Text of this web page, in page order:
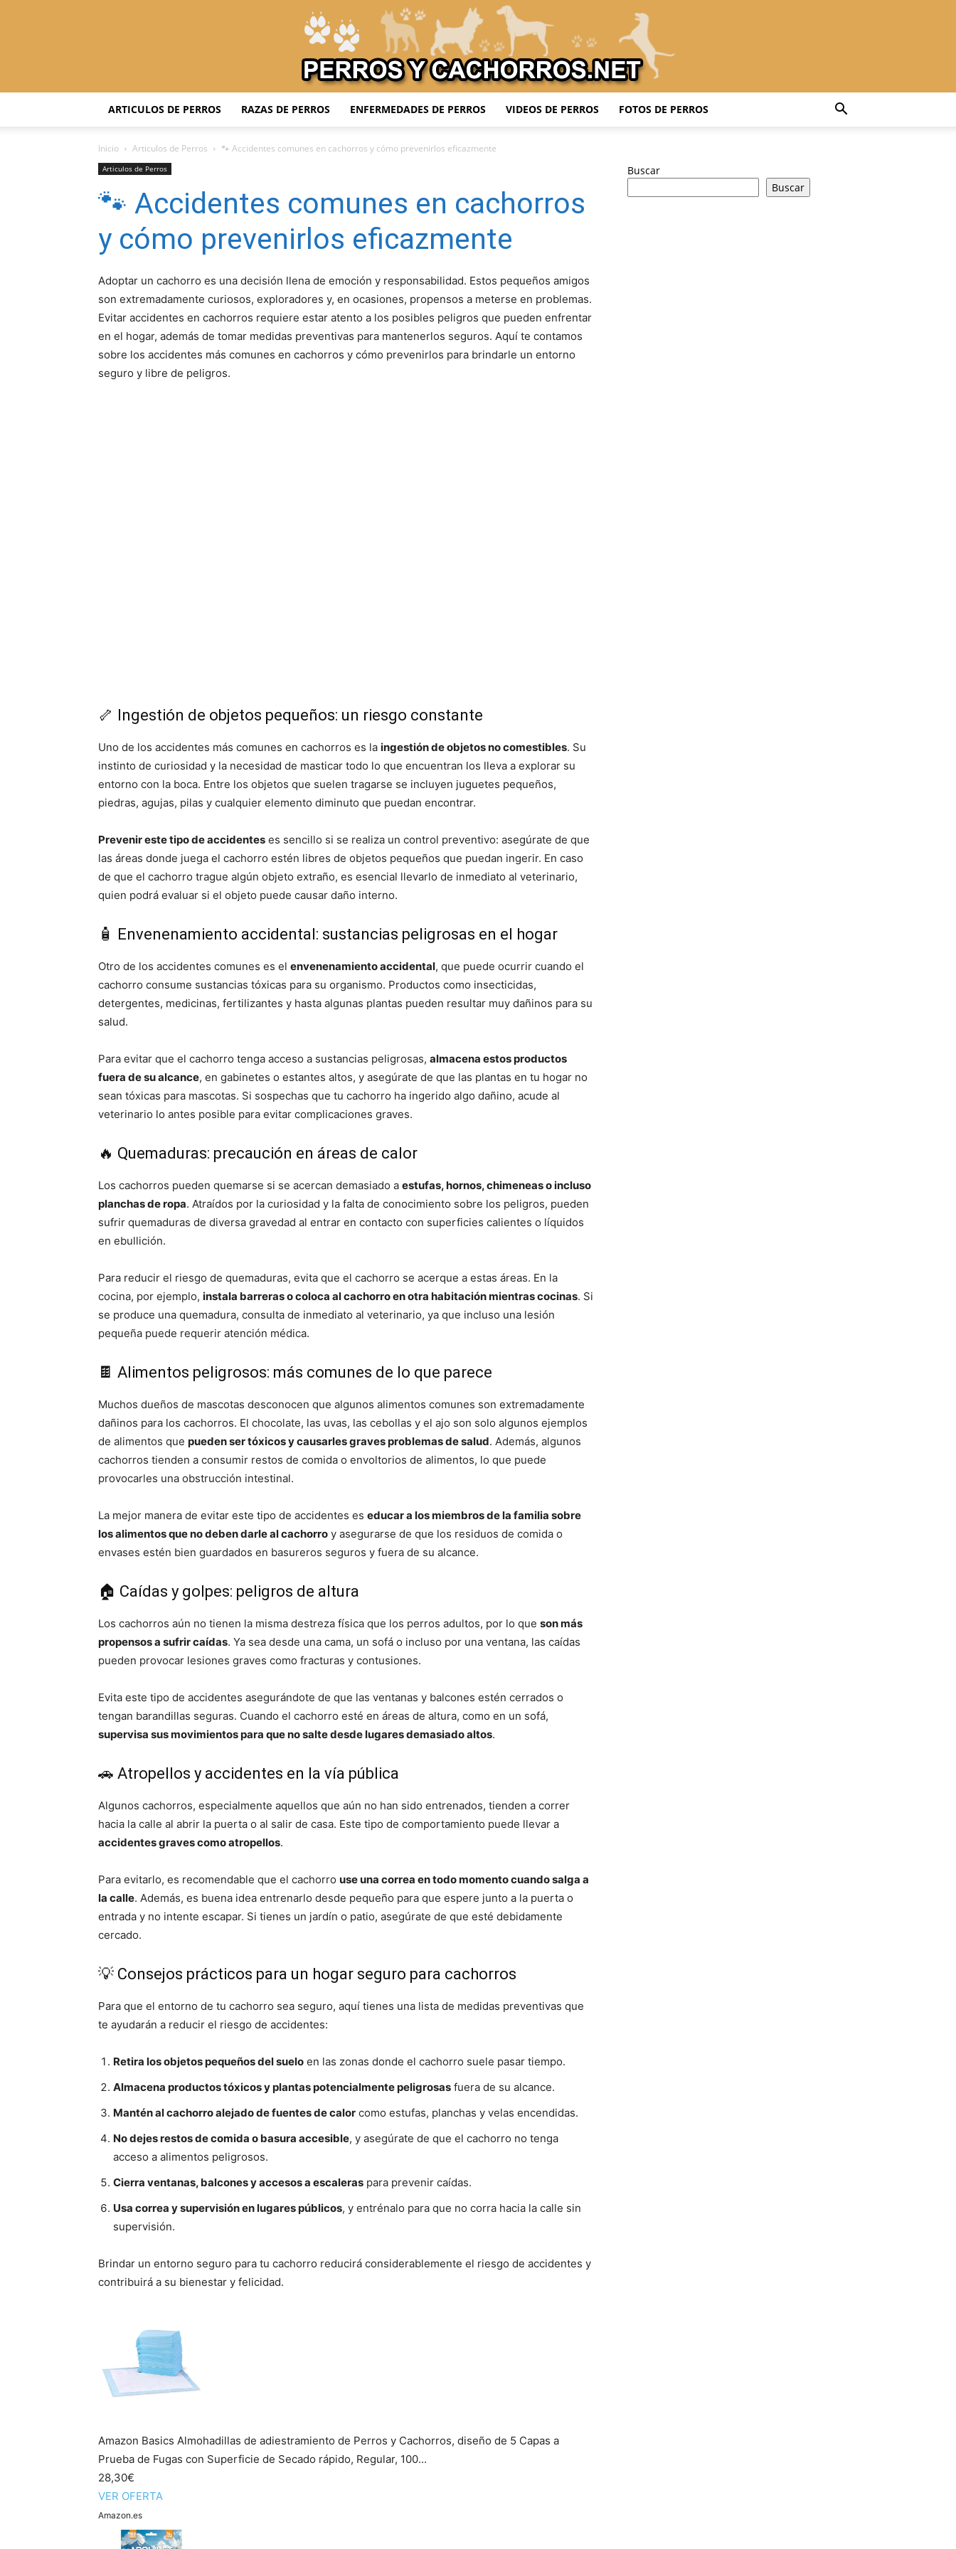
Perros
–
Fotos
de
Cachorros
ARTICULOS DE PERROS RAZAS DE PERROS ENFERMEDADES DE PERROS VIDEOS DE PERROS FOTOS DE PERROS
Inicio Articulos de Perros 🐾 Accidentes comunes en cachorros y cómo prevenirlos eficazmente
Articulos de Perros
🐾 Accidentes comunes en cachorros
y cómo prevenirlos eficazmente
Adoptar un cachorro es una decisión llena de emoción y responsabilidad. Estos pequeños amigos
son extremadamente curiosos, exploradores y, en ocasiones, propensos a meterse en problemas.
Evitar accidentes en cachorros requiere estar atento a los posibles peligros que pueden enfrentar
en el hogar, además de tomar medidas preventivas para mantenerlos seguros. Aquí te contamos
sobre los accidentes más comunes en cachorros y cómo prevenirlos para brindarle un entorno
seguro y libre de peligros.
🦴 Ingestión de objetos pequeños: un riesgo constante
Uno de los accidentes más comunes en cachorros es la ingestión de objetos no comestibles. Su
instinto de curiosidad y la necesidad de masticar todo lo que encuentran los lleva a explorar su
entorno con la boca. Entre los objetos que suelen tragarse se incluyen juguetes pequeños,
piedras, agujas, pilas y cualquier elemento diminuto que puedan encontrar.
Prevenir este tipo de accidentes es sencillo si se realiza un control preventivo: asegúrate de que
las áreas donde juega el cachorro estén libres de objetos pequeños que puedan ingerir. En caso
de que el cachorro trague algún objeto extraño, es esencial llevarlo de inmediato al veterinario,
quien podrá evaluar si el objeto puede causar daño interno.
🧴 Envenenamiento accidental: sustancias peligrosas en el hogar
Otro de los accidentes comunes es el envenenamiento accidental, que puede ocurrir cuando el
cachorro consume sustancias tóxicas para su organismo. Productos como insecticidas,
detergentes, medicinas, fertilizantes y hasta algunas plantas pueden resultar muy dañinos para su
salud.
Para evitar que el cachorro tenga acceso a sustancias peligrosas, almacena estos productos
fuera de su alcance, en gabinetes o estantes altos, y asegúrate de que las plantas en tu hogar no
sean tóxicas para mascotas. Si sospechas que tu cachorro ha ingerido algo dañino, acude al
veterinario lo antes posible para evitar complicaciones graves.
🔥 Quemaduras: precaución en áreas de calor
Los cachorros pueden quemarse si se acercan demasiado a estufas, hornos, chimeneas o incluso
planchas de ropa. Atraídos por la curiosidad y la falta de conocimiento sobre los peligros, pueden
sufrir quemaduras de diversa gravedad al entrar en contacto con superficies calientes o líquidos
en ebullición.
Para reducir el riesgo de quemaduras, evita que el cachorro se acerque a estas áreas. En la
cocina, por ejemplo, instala barreras o coloca al cachorro en otra habitación mientras cocinas. Si
se produce una quemadura, consulta de inmediato al veterinario, ya que incluso una lesión
pequeña puede requerir atención médica.
🍫 Alimentos peligrosos: más comunes de lo que parece
Muchos dueños de mascotas desconocen que algunos alimentos comunes son extremadamente
dañinos para los cachorros. El chocolate, las uvas, las cebollas y el ajo son solo algunos ejemplos
de alimentos que pueden ser tóxicos y causarles graves problemas de salud. Además, algunos
cachorros tienden a consumir restos de comida o envoltorios de alimentos, lo que puede
provocarles una obstrucción intestinal.
La mejor manera de evitar este tipo de accidentes es educar a los miembros de la familia sobre
los alimentos que no deben darle al cachorro y asegurarse de que los residuos de comida o
envases estén bien guardados en basureros seguros y fuera de su alcance.
🏠 Caídas y golpes: peligros de altura
Los cachorros aún no tienen la misma destreza física que los perros adultos, por lo que son más
propensos a sufrir caídas. Ya sea desde una cama, un sofá o incluso por una ventana, las caídas
pueden provocar lesiones graves como fracturas y contusiones.
Evita este tipo de accidentes asegurándote de que las ventanas y balcones estén cerrados o
tengan barandillas seguras. Cuando el cachorro esté en áreas de altura, como en un sofá,
supervisa sus movimientos para que no salte desde lugares demasiado altos.
🚗 Atropellos y accidentes en la vía pública
Algunos cachorros, especialmente aquellos que aún no han sido entrenados, tienden a correr
hacia la calle al abrir la puerta o al salir de casa. Este tipo de comportamiento puede llevar a
accidentes graves como atropellos.
Para evitarlo, es recomendable que el cachorro use una correa en todo momento cuando salga a
la calle. Además, es buena idea entrenarlo desde pequeño para que espere junto a la puerta o
entrada y no intente escapar. Si tienes un jardín o patio, asegúrate de que esté debidamente
cercado.
💡 Consejos prácticos para un hogar seguro para cachorros
Para que el entorno de tu cachorro sea seguro, aquí tienes una lista de medidas preventivas que
te ayudarán a reducir el riesgo de accidentes:
Retira los objetos pequeños del suelo en las zonas donde el cachorro suele pasar tiempo.
Almacena productos tóxicos y plantas potencialmente peligrosas fuera de su alcance.
Mantén al cachorro alejado de fuentes de calor como estufas, planchas y velas encendidas.
No dejes restos de comida o basura accesible, y asegúrate de que el cachorro no tenga
acceso a alimentos peligrosos.
Cierra ventanas, balcones y accesos a escaleras para prevenir caídas.
Usa correa y supervisión en lugares públicos, y entrénalo para que no corra hacia la calle sin
supervisión.
Brindar un entorno seguro para tu cachorro reducirá considerablemente el riesgo de accidentes y
contribuirá a su bienestar y felicidad.
Amazon Basics Almohadillas de adiestramiento de Perros y Cachorros, diseño de 5 Capas a
Prueba de Fugas con Superficie de Secado rápido, Regular, 100...
28,30€
VER OFERTA
Amazon.es
Buscar
Buscar